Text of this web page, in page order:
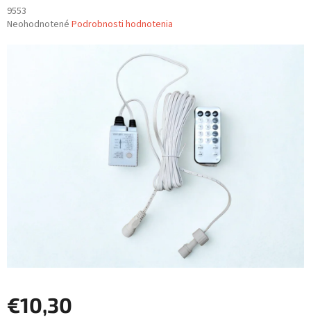
9553
Priemerné
Neohodnotené Podrobnosti hodnotenia
€10,30